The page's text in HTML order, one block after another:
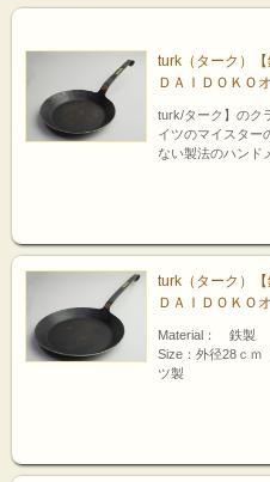
up!
「焼く」フライパン
テフロン加工のフライパン
ことができます。使えば使
ゴツゴツ感とcoolなカッコ
でいきたい、熟練職人の思
turk（ターク）
ＤＡＩＤＯＫＯ
turk/ターク】のク
イツのマイスター
ない製法のハンド
turk（ターク）
ＤＡＩＤＯＫＯ
Material： 鉄製
Size：外径28ｃ
ツ製